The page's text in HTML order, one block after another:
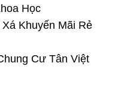
Học
Khuyến Mãi Rẻ
Cư Tân Việt